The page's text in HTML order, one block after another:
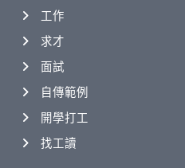
工作
求才
面試
自傳範例
開學打工
找工讀